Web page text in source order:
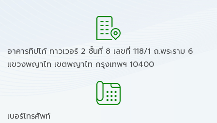
อาคารทิปโก้ ทาวเวอร์ 2 ชั้นที่ 8 เลขที่ 118/1 ถ.พระราม 6
แขวงพญาไท เขตพญาไท กรุงเทพฯ 10400
เบอร์โทรศัพท์